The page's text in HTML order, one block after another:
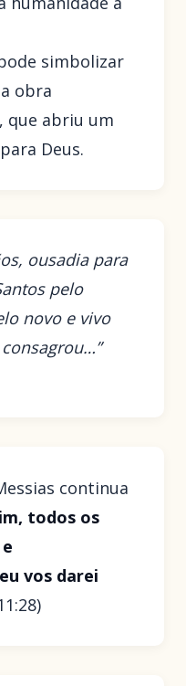
simbolizar
obra
que abriu um
Deus.
ousadia para
pelo
novo e vivo
continua
todos os
vos darei